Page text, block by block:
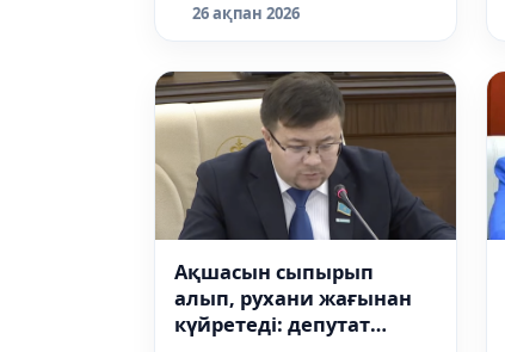
26 ақпан 2026
Ақшасын сыпырып
алып, рухани жағынан
күйретеді: депутат